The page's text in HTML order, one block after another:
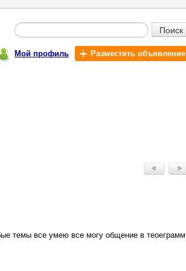
Поиск
Мой профиль Разместить объявление
темы все умею все могу общение в теоеграмм